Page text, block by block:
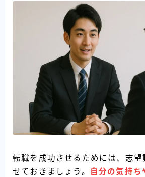
転職を成功させるためには、志望
せておきましょう。
自分の気持ち